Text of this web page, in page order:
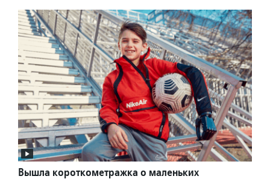
Вышла короткометражка о маленьких